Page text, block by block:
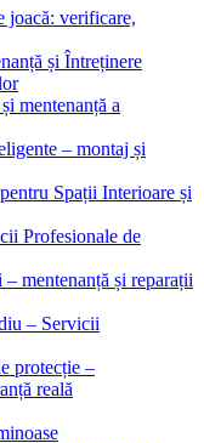
joacă: verificare,
și Întreținere
mentenanță a
– montaj și
Spații Interioare și
Profesionale de
mentenanță și reparații
– Servicii
protecție –
reală